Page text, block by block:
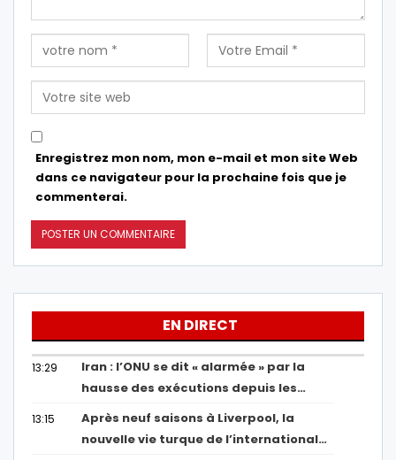
Enregistrez mon nom, mon e-mail et mon site Web
dans ce navigateur pour la prochaine fois que je
commenterai.
EN DIRECT
13:29
Iran : l’ONU se dit « alarmée » par la
hausse des exécutions depuis les…
13:15
Après neuf saisons à Liverpool, la
nouvelle vie turque de l’international…